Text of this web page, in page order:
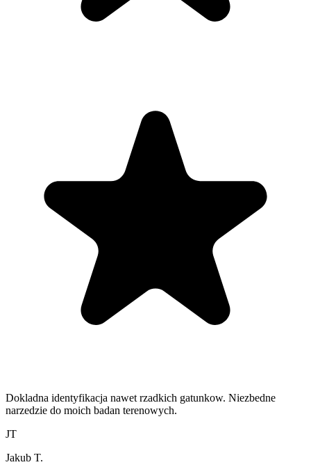
Dokladna identyfikacja nawet rzadkich gatunkow. Niezbedne
narzedzie do moich badan terenowych.
JT
Jakub T.